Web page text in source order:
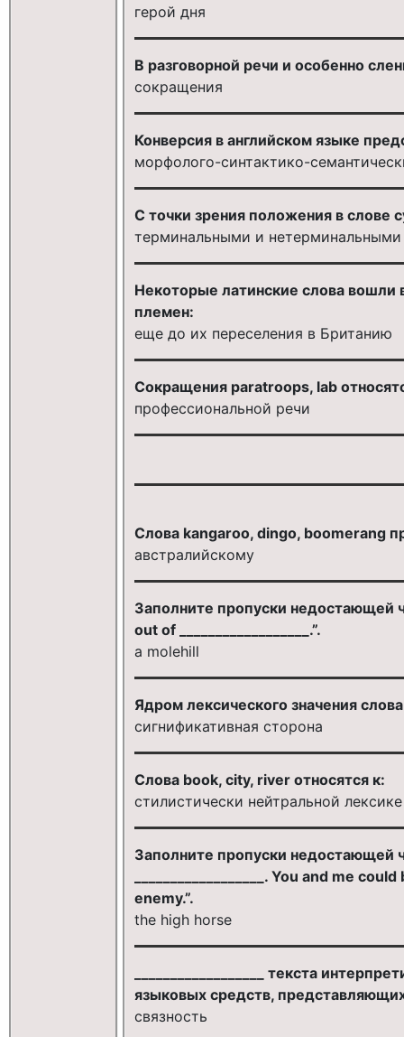
герой дня
В разговорной речи и особенно
сокращения
Конверсия в английском языке
морфолого-синтактико-
С точки зрения положения в слове
терминальными и нетерминальными
Некоторые латинские слова вошли
племен:
еще до их переселения в Британию
Сокращения paratroops, lab
профессиональной речи
Слова kangaroo, dingo, boomerang
австралийскому
Заполните пропуски недостающей
out of __________________.”.
a molehill
Ядром лексического значения
сигнификативная сторона
Слова book, city, river относятся к:
стилистически нейтральной лексике
Заполните пропуски недостающей
__________________. You and me
enemy.”.
the high horse
__________________ текста
языковых средств,
связность